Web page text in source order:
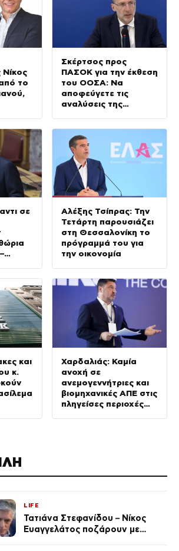
Νίκος
το
Σκέρτσος προς
ΠΑΣΟΚ για την έκθεση
του ΟΟΣΑ: Να
αποφεύγετε τις
αναλύσεις της
σε
Αλέξης Τσίπρας: Την
Τετάρτη παρουσιάζει
στη Θεσσαλονίκη το
πρόγραμμά του για
την οικονομία
και
κ.
Χαρδαλιάς: Καμία
ανοχή σε
ανεμογεννήτριες και
βιομηχανικές ΑΠΕ στις
πληγείσες περιοχές
LIFE
Τατιάνα Στεφανίδου – Νίκος
Ευαγγελάτος ποζάρουν με